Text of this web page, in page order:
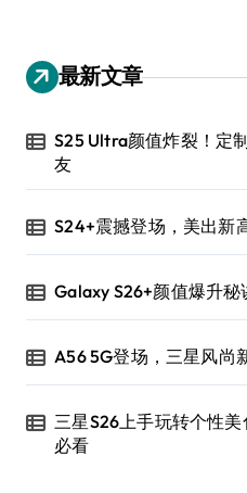
最新文章
S25 Ultra颜值炸裂！定
友
S24+震撼登场，美出新
Galaxy S26+颜值爆升秘
A56 5G登场，三星风尚
三星S26上手玩转个性
必看